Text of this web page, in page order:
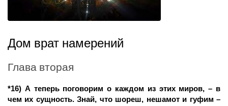
Дом врат намерений
Глава вторая
*16) А теперь поговорим о каждом из этих миров, – в
чем их сущность. Знай, что шореш, нешамот и гуфим –